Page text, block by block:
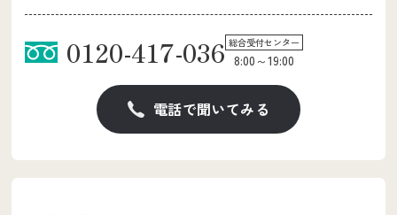
0120-417-036 総合受付センター
8:00～19:00
電話で聞いてみる